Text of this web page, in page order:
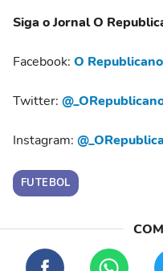
Siga o Jornal O
Facebook: O
Twitter:
Instagram:
FUTEBOL